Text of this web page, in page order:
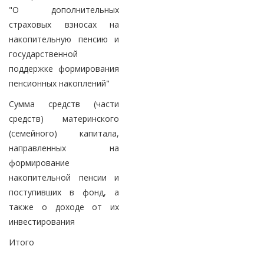
"О дополнительных
страховых взносах на
накопительную пенсию и
государственной
поддержке формирования
пенсионных накоплений"
Сумма средств (части
средств) материнского
(семейного) капитала,
направленных на
формирование
накопительной пенсии и
поступивших в фонд, а
также о доходе от их
инвестирования
Итого